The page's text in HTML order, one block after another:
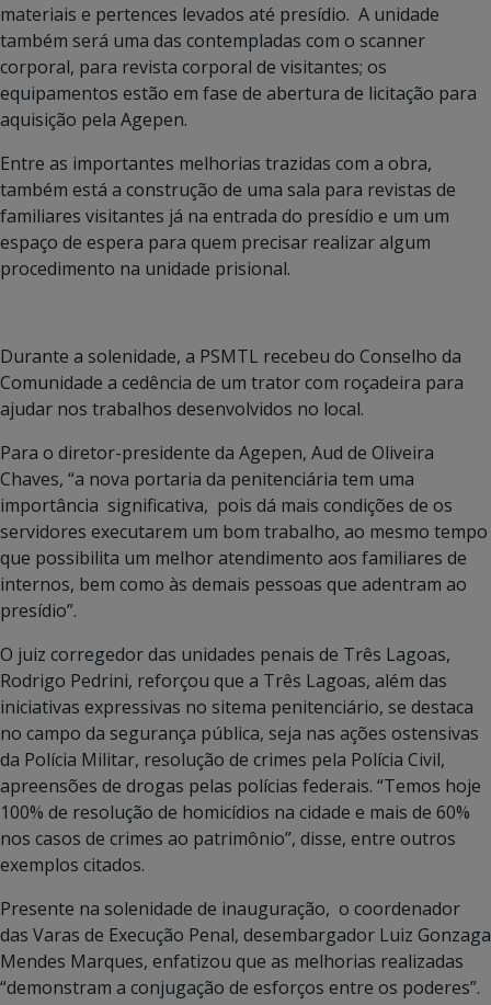
materiais e pertences levados até presídio. A unidade
também será uma das contempladas com o scanner
corporal, para revista corporal de visitantes; os
equipamentos estão em fase de abertura de licitação para
aquisição pela Agepen.
Entre as importantes melhorias trazidas com a obra,
também está a construção de uma sala para revistas de
familiares visitantes já na entrada do presídio e um um
espaço de espera para quem precisar realizar algum
procedimento na unidade prisional.
Durante a solenidade, a PSMTL recebeu do Conselho da
Comunidade a cedência de um trator com roçadeira para
ajudar nos trabalhos desenvolvidos no local.
Para o diretor-presidente da Agepen, Aud de Oliveira
Chaves, “a nova portaria da penitenciária tem uma
importância significativa, pois dá mais condições de os
servidores executarem um bom trabalho, ao mesmo tempo
que possibilita um melhor atendimento aos familiares de
internos, bem como às demais pessoas que adentram ao
presídio”.
O juiz corregedor das unidades penais de Três Lagoas,
Rodrigo Pedrini, reforçou que a Três Lagoas, além das
iniciativas expressivas no sitema penitenciário, se destaca
no campo da segurança pública, seja nas ações ostensivas
da Polícia Militar, resolução de crimes pela Polícia Civil,
apreensões de drogas pelas polícias federais. “Temos hoje
100% de resolução de homicídios na cidade e mais de 60%
nos casos de crimes ao patrimônio”, disse, entre outros
exemplos citados.
Presente na solenidade de inauguração, o coordenador
das Varas de Execução Penal, desembargador Luiz Gonzaga
Mendes Marques, enfatizou que as melhorias realizadas
“demonstram a conjugação de esforços entre os poderes”.